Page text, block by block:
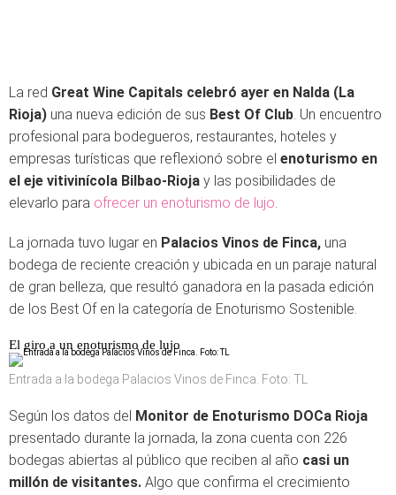
La red Great Wine Capitals celebró ayer en Nalda (La
Rioja) una nueva edición de sus Best Of Club. Un encuentro
profesional para bodegueros, restaurantes, hoteles y
empresas turísticas que reflexionó sobre el enoturismo en
el eje vitivinícola Bilbao-Rioja y las posibilidades de
elevarlo para ofrecer un enoturismo de lujo.
La jornada tuvo lugar en Palacios Vinos de Finca, una
bodega de reciente creación y ubicada en un paraje natural
de gran belleza, que resultó ganadora en la pasada edición
de los Best Of en la categoría de Enoturismo Sostenible.
El giro a un enoturismo de lujo
Entrada a la bodega Palacios Vinos de Finca. Foto: TL
Según los datos del Monitor de Enoturismo DOCa Rioja
presentado durante la jornada, la zona cuenta con 226
bodegas abiertas al público que reciben al año casi un
millón de visitantes. Algo que confirma el crecimiento